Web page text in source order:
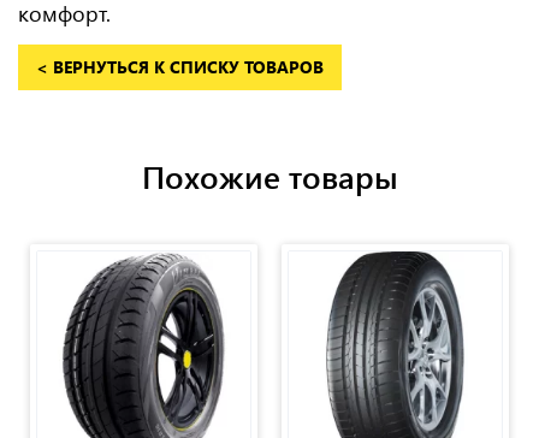
комфорт.
< ВЕРНУТЬСЯ К СПИСКУ ТОВАРОВ
Похожие товары